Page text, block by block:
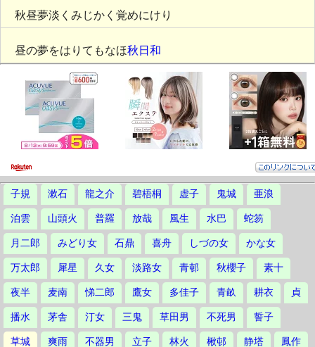
秋昼夢淡くみじかく覚めにけり
昼の夢をはりてもなほ秋日和
子規 漱石 龍之介 碧梧桐 虚子 鬼城 亜浪
泊雲 山頭火 普羅 放哉 風生 水巴 蛇笏
月二郎 みどり女 石鼎 喜舟 しづの女 かな女
万太郎 犀星 久女 淡路女 青邨 秋櫻子 素十
夜半 麦南 悌二郎 鷹女 多佳子 青畝 耕衣 貞
播水 茅舎 汀女 三鬼 草田男 不死男 誓子
草城 爽雨 不器男 立子 林火 楸邨 静塔 鳳作